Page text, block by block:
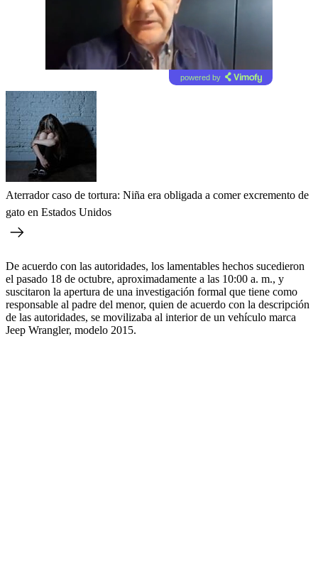
powered by
Aterrador caso de tortura: Niña era obligada a comer excremento de
gato en Estados Unidos
De acuerdo con las autoridades, los lamentables hechos sucedieron
el pasado 18 de octubre, aproximadamente a las 10:00 a. m., y
suscitaron la apertura de una investigación formal que tiene como
responsable al padre del menor, quien de acuerdo con la descripción
de las autoridades, se movilizaba al interior de un vehículo marca
Jeep Wrangler, modelo 2015.